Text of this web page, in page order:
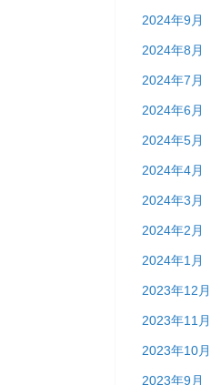
2024年9月
2024年8月
2024年7月
2024年6月
2024年5月
2024年4月
2024年3月
2024年2月
2024年1月
2023年12月
2023年11月
2023年10月
2023年9月